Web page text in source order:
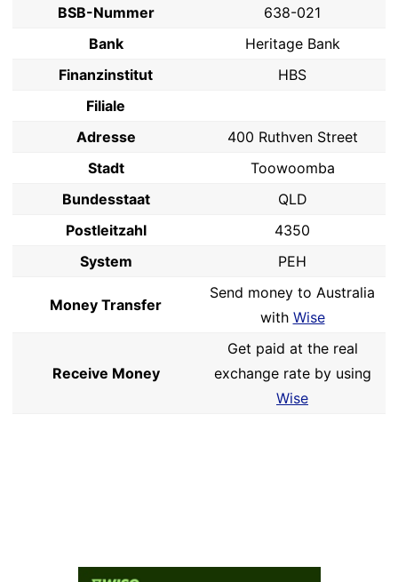
BSB-Nummer
638-021
Bank
Heritage Bank
Finanzinstitut
HBS
Filiale
Adresse
400 Ruthven Street
Stadt
Toowoomba
Bundesstaat
QLD
Postleitzahl
4350
System
PEH
Money Transfer
Send money to Australia
with Wise
Receive Money
Get paid at the real
exchange rate by using
Wise